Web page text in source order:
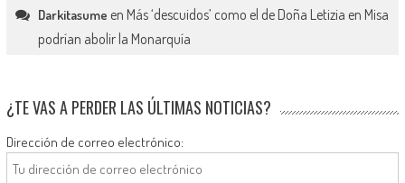
Darkitasume en Más ‘descuidos’ como el de Doña Letizia en Misa
podrían abolir la Monarquía
¿TE VAS A PERDER LAS ÚLTIMAS NOTICIAS?
Dirección de correo electrónico: